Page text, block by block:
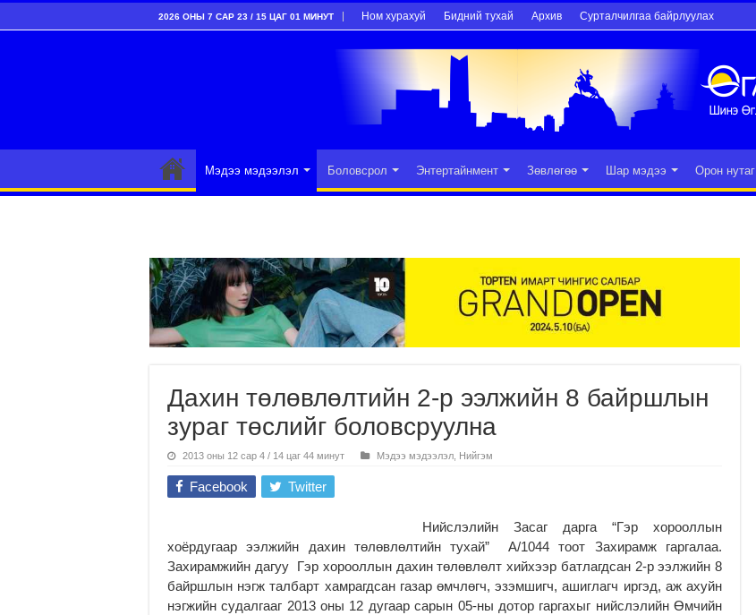
2026 ОНЫ 7 САР 23 / 15 ЦАГ 01 МИНУТ Ном хурахуй Бидний тухай Архив Сурталчилгаа байрлуулах
Мэдээ мэдээлэл Боловсрол Энтертайнмент Зөвлөгөө Шар мэдээ Орон нутаг
Дахин төлөвлөлтийн 2-р ээлжийн 8 байршлын
зураг төслийг боловсруулна
2013 оны 12 сар 4 / 14 цаг 44 минут Мэдээ мэдээлэл Нийгэм
Facebook Twitter
Нийслэлийн Засаг дарга “Гэр хорооллын
хоёрдугаар ээлжийн дахин төлөвлөлтийн тухай” А/1044 тоот Захирамж гаргалаа.
Захирамжийн дагуу Гэр хорооллын дахин төлөвлөлт хийхээр батлагдсан 2-р ээлжийн 8
байршлын нэгж талбарт хамрагдсан газар өмчлөгч, эзэмшигч, ашиглагч иргэд, аж ахуйн
нэгжийн судалгааг 2013 оны 12 дугаар сарын 05-ны дотор гаргахыг нийслэлийн Өмчийн